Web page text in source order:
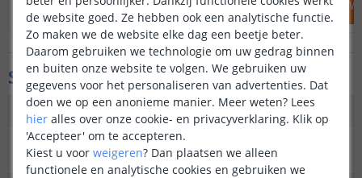
IN WINKELWAGEN IN
Specificaties
Beeldresolutie
2304 × 1296 pixels, 2K
Kijkhoek
165° diagonaal, 135° horizontaal,
79,5° verticaal
de website goed. Ze hebben ook een analytische functie.
Zo maken we de website elke dag een beetje beter.
Daarom gebruiken we technologie om uw gedrag binnen
en buiten onze website te volgen. We gebruiken uw
gegevens voor het personaliseren van advertenties. Dat
doen we op een anonieme manier. Meer weten? Lees
hier alles over onze cookie- en privacyverklaring. Klik op
'Accepteer' om te accepteren.
Kiest u voor weigeren? Dan plaatsen we alleen
functionele en analytische cookies en gebruiken we